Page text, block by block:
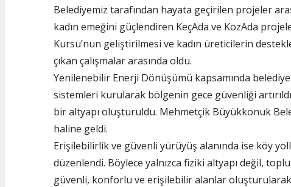
Belediyemiz tarafından hayata geçirilen projeler
kadın emeğini güçlendiren KeçAda ve KozAda
Kursu’nun geliştirilmesi ve kadın üreticilerin
çıkan çalışmalar arasında oldu.
Yenilenebilir Enerji Dönüşümü kapsamında
sistemleri kurularak bölgenin gece güvenliği
bir altyapı oluşturuldu. Mehmetçik Büyükkonuk
haline geldi.
Erişilebilirlik ve güvenli yürüyüş alanında ise köy
düzenlendi. Böylece yalnızca fiziki altyapı değil,
güvenli, konforlu ve erişilebilir alanlar oluşturularak